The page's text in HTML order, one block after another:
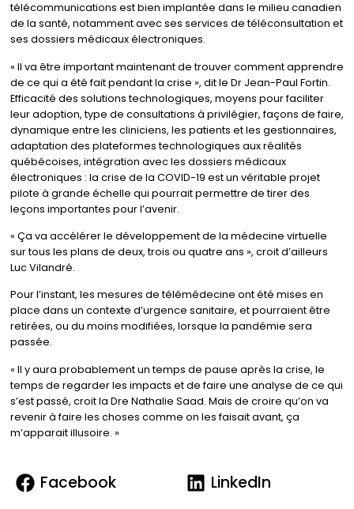
télécommunications est bien implantée dans le milieu canadien
de la santé, notamment avec ses services de téléconsultation et
ses dossiers médicaux électroniques.
« Il va être important maintenant de trouver comment apprendre
de ce qui a été fait pendant la crise », dit le Dr Jean-Paul Fortin.
Efficacité des solutions technologiques, moyens pour faciliter
leur adoption, type de consultations à privilégier, façons de faire,
dynamique entre les cliniciens, les patients et les gestionnaires,
adaptation des plateformes technologiques aux réalités
québécoises, intégration avec les dossiers médicaux
électroniques : la crise de la COVID-19 est un véritable projet
pilote à grande échelle qui pourrait permettre de tirer des
leçons importantes pour l’avenir.
« Ça va accélérer le développement de la médecine virtuelle
sur tous les plans de deux, trois ou quatre ans », croit d’ailleurs
Luc Vilandré.
Pour l’instant, les mesures de télémédecine ont été mises en
place dans un contexte d’urgence sanitaire, et pourraient être
retirées, ou du moins modifiées, lorsque la pandémie sera
passée.
« Il y aura probablement un temps de pause après la crise, le
temps de regarder les impacts et de faire une analyse de ce qui
s’est passé, croit la Dre Nathalie Saad. Mais de croire qu’on va
revenir à faire les choses comme on les faisait avant, ça
m’apparait illusoire. »
Facebook
LinkedIn